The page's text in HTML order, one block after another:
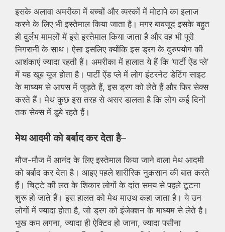
इसके अलावा अमरीका में बच्चों और व्यस्कों में मोटापे का इलाज
करने के लिए भी इस्तेमाल किया जाता है। मगर बावजूद इसके बहुत
ही दुर्लभ मामलों में इसे इस्तेमाल किया जाता है और वह भी पूरी
निगरानी के साथ। ऐसा इसलिए क्योंकि इस ड्रग के दुरुपयोग की
आशंकाएं ज्यादा रहती हैं। अमरीका में हालात ये हैं कि ‘पार्टी ऐंड प्ले’
में यह खूब यूज होता है। पार्टी ऐंड प्ले में लोग इंटरनेट डेटिंग साइट
के माध्यम से आपस में जुड़ते हैं, इस ड्रग को लेते हैं और फिर सेक्स
करते हैं। मेथ कुछ इस तरह से असर डालता है कि लोग कई दिनों
तक सेक्स में डूबे रहते हैं।
मेथ आदमी को बर्बाद कर देता है–
मौज-मौज में आनंद के लिए इस्तेमाल किया जाने वाला मेथ आदमी
को बर्बाद कर देता है। आइए पहले शारीरिक नुकसान की बात करते
हैं। चिट्टे की लत के शिकार लोगों के दांत समय से पहले टूटना
शुरू हो जाते हैं। इस हालत को मेथ माउथ कहा जाता है। ये उन
लोगों में ज्यादा होता है, जो ड्रग को इंजेक्शन के माध्यम से लेते है।
भूख कम लगना, ज्यादा ही ऐक्टिव हो जाना, ज्यादा पसीना